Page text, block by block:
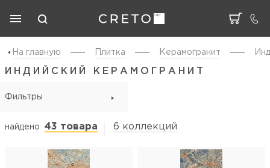
На главную Плитка Керамогранит
ИНДИЙСКИЙ КЕРАМОГРАНИТ
Фильтры
найдено 43 товара 6 коллекций